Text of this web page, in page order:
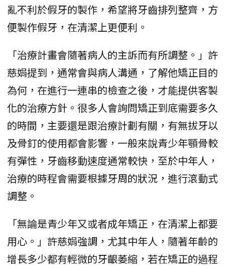
亂不利於假牙的製作，希望將牙齒排列整齊，方
便製作假牙，在清潔上更便利。
「治療計畫會隨著病人的主訴而有所調整。」許
慈娟提到，通常會與病人溝通，了解他矯正目的
為何，在進行一連串的檢查之後，才能提供客製
化的治療方針。很多人會詢問矯正到底需要多久
的時間，主要還是跟治療計劃有關，有無拔牙以
及骨釘的使用都會影響，一般來說青少年顎骨較
有彈性，牙齒移動速度通常較快，至於中年人，
治療的時程會需要根據牙周的狀況，進行滾動式
調整。
「無論是青少年又或者成年矯正，在清潔上都要
用心。」許慈娟強調，尤其中年人，隨著年齡的
增長多少都有輕微的牙齦萎縮，若在矯正的過程